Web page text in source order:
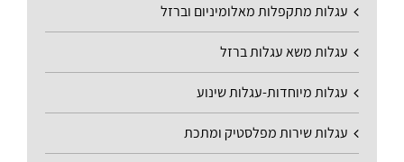
עגלות מתקפלות מאלומיניום וברזל
עגלות משא עגלות ברזל
עגלות מיוחדות-עגלות שינוע
עגלות שירות מפלסטיק ומתכת